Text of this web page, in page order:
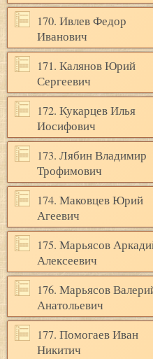
170. Ивлев Федор
Иванович
171. Калянов Юрий
Сергеевич
172. Кукарцев Илья
Иосифович
173. Лябин Владимир
Трофимович
174. Маковцев Юрий
Агеевич
175. Марьясов
Алексеевич
176. Марьясов
Анатольевич
177. Помогаев Иван
Никитич